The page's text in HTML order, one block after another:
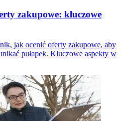
zakupowe: kluczowe
jak ocenić oferty zakupowe, aby
pułapek. Kluczowe aspekty w